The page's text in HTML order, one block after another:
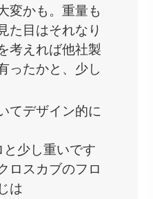
変かも。重量も
た目はそれなり
考えれば他社製
ったかと、少し
てデザイン的に
少し重いです
ロスカブのフロ
は